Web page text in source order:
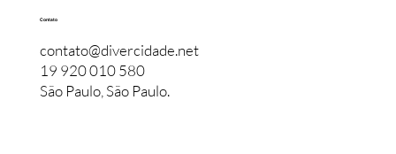
Contato
contato@divercidade.net
19 920 010 580
São Paulo, São Paulo.